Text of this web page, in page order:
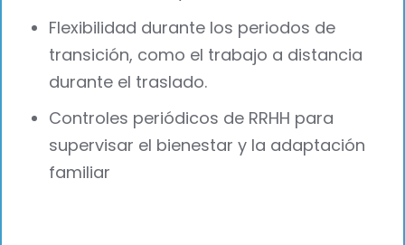
Flexibilidad durante los periodos de
transición, como el trabajo a distancia
durante el traslado.
Controles periódicos de RRHH para
supervisar el bienestar y la adaptación
familiar